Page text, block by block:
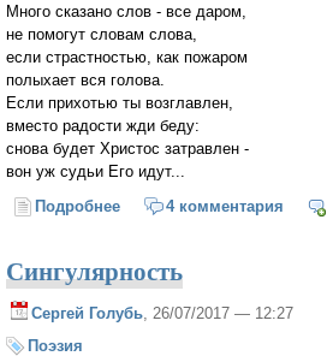
Много сказано слов - все даром,
не помогут словам слова,
если страстностью, как пожаром
полыхает вся голова.
Если прихотью ты возглавлен,
вместо радости жди беду:
снова будет Христос затравлен -
вон уж судьи Его идут...
Подробнее о Стадное4 комментария
Сингулярность
Сергей Голубь , 26/07/2017 — 12:27
Поэзия